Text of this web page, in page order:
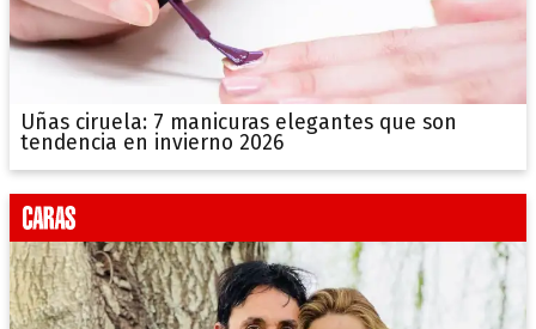
Uñas ciruela: 7 manicuras elegantes que son
tendencia en invierno 2026